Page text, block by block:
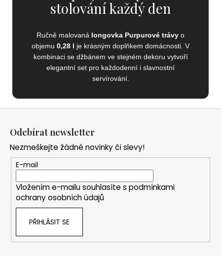
stolování každý den
Ručně malovaná longovka Purpurové trávy o
objemu 0,28 l je krásným doplňkem domácnosti. V
kombinaci se džbánem ve stejném dekoru vytvoří
elegantní set pro každodenní i slavnostní
servírování.
Odebírat newsletter
Nezmeškejte žádné novinky či slevy!
E-mail
Vložením e-mailu souhlasíte s podmínkami
ochrany osobních údajů
PŘIHLÁSIT SE